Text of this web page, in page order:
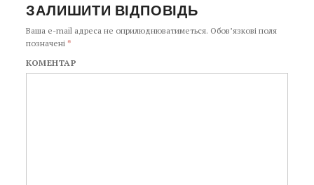
ЗАЛИШИТИ ВІДПОВІДЬ
Ваша e-mail адреса не оприлюднюватиметься. Обов’язкові поля
позначені*
КОМЕНТАР